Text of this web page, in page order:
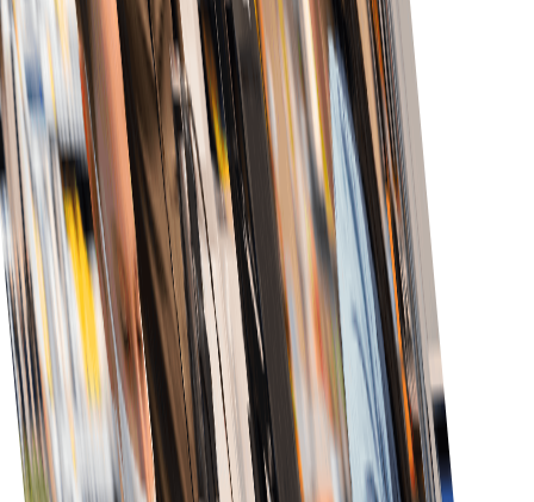
بہتر کسٹمر سروس
بروقت اپڈیٹس اور آرڈر سٹیٹس و ڈیلیوری کی درست
معلومات سے بہترین کسٹمر سروس دیں۔
سدھاری ہوئی عمل کاری
خودکار ورک فلوز سے آرڈر مینجمنٹ آسان بنائیں جو دستی کام
کم کریں اور کارکردگی بڑھائیں۔
ریئل ٹائم ٹریکنگ
درست ڈیلیوری اوقات اور فوری مسئلہ حل یقینی بنانے کے
لیے ریئل ٹائم میں آرڈر سٹیٹس مانیٹر کریں۔